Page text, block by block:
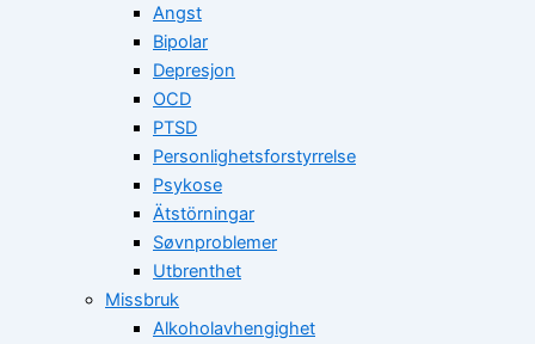
Angst
Bipolar
Depresjon
OCD
PTSD
Personlighetsforstyrrelse
Psykose
Ätstörningar
Søvnproblemer
Utbrenthet
Missbruk
Alkoholavhengighet